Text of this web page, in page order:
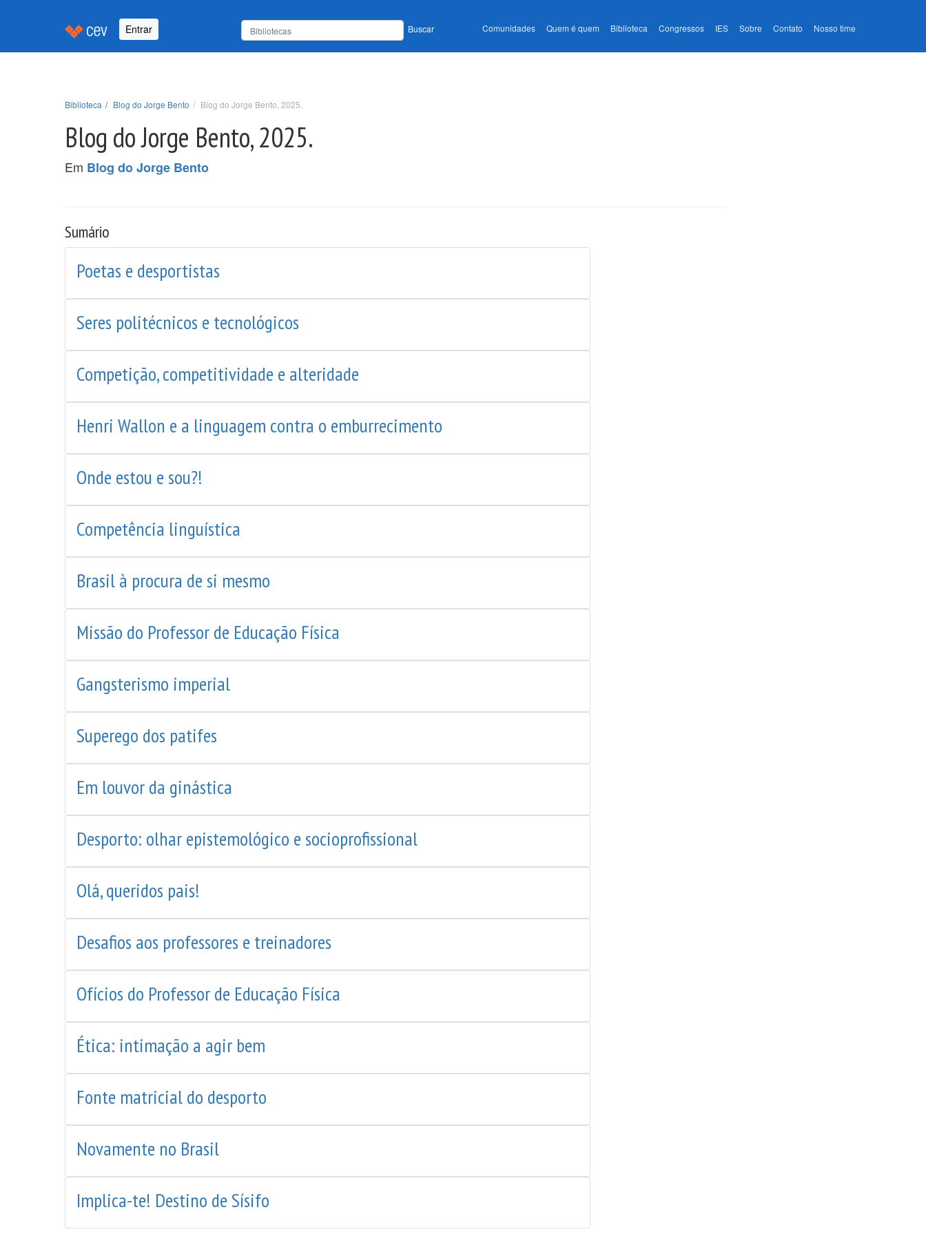
Entrar Buscar Comunidades Quem é quem Biblioteca Congressos IES Sobre Contato Nosso time
Biblioteca Blog do Jorge Bento Blog do Jorge Bento, 2025.
Blog do Jorge Bento, 2025.
Em Blog do Jorge Bento
Sumário
Poetas e desportistas
Seres politécnicos e tecnológicos
Competição, competitividade e alteridade
Henri Wallon e a linguagem contra o emburrecimento
Onde estou e sou?!
Competência linguística
Brasil à procura de si mesmo
Missão do Professor de Educação Física
Gangsterismo imperial
Superego dos patifes
Em louvor da ginástica
Desporto: olhar epistemológico e socioprofissional
Olá, queridos pais!
Desafios aos professores e treinadores
Ofícios do Professor de Educação Física
Ética: intimação a agir bem
Fonte matricial do desporto
Novamente no Brasil
Implica-te! Destino de Sísifo